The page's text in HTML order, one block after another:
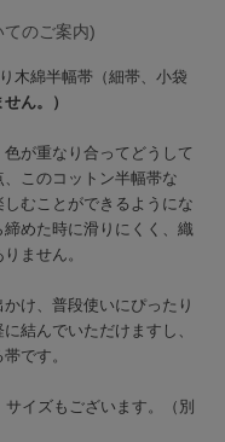
のご案内)
木綿半幅帯（細帯、小袋
ん。）
が重なり合ってどうして
このコットン半幅帯な
むことができるようにな
めた時に滑りにくく、織
ません。
け、普段使いにぴったり
結んでいただけますし、
です。
サイズもございます。（別